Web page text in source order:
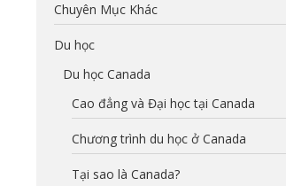
Chuyên Mục Khác
Du học
Du học Canada
Cao đẳng và Đại học tại Canada
Chương trình du học ở Canada
Tại sao là Canada?